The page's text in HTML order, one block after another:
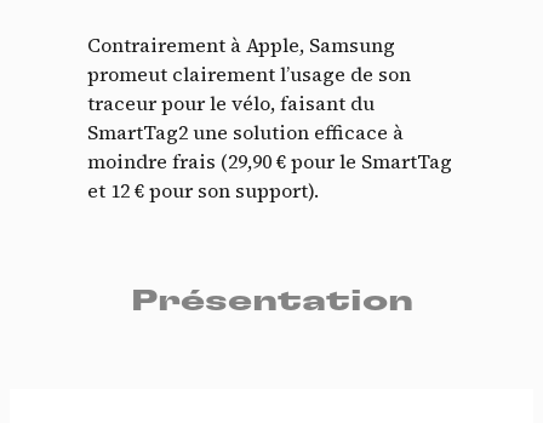
Contrairement à Apple, Samsung
promeut clairement l’usage de son
traceur pour le vélo, faisant du
SmartTag2 une solution efficace à
moindre frais (29,90 € pour le SmartTag
et 12 € pour son support).
Présentation